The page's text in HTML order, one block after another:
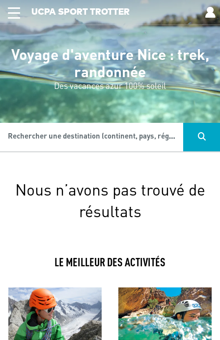
UCPA SPORT TROTTER
Voyage d'aventure Nice : trek,
randonnée
Des vacances azur 100% soleil
Rechercher une destination (continent, pays, région...), une activité...
Nous n’avons pas trouvé de
résultats
LE MEILLEUR DES ACTIVITÉS